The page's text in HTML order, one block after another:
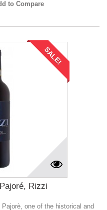
to Compare
SALE!
Rizzi
Pajorè, one of the historical and